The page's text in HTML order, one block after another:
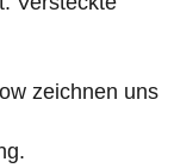
zeichnen uns